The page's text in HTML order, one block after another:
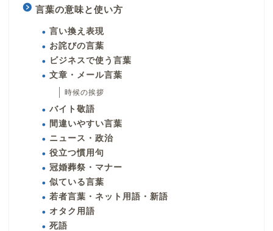
言葉の意味と使い方
言い換え表現
お詫びの言葉
ビジネスで使う言葉
文章・メール言葉
時候の挨拶
バイト敬語
間違いやすい言葉
ニュース・政治
役立つ慣用句
冠婚葬祭・マナー
似ている言葉
若者言葉・ネット用語・新語
オタク用語
死語